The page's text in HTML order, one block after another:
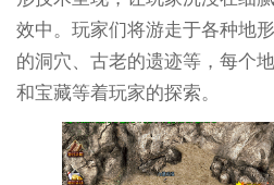
效中。玩家们将游走于各种地
的洞穴、古老的遗迹等，每个
和宝藏等着玩家的探索。